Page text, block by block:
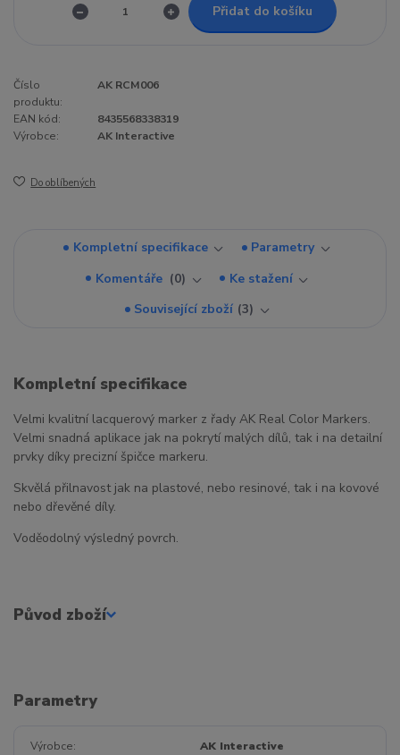
Přidat do košíku
Číslo
produktu:
AK RCM006
EAN kód:
8435568338319
Výrobce:
AK Interactive
Do oblíbených
Kompletní specifikace
Parametry
Komentáře
0
Ke stažení
Související zboží 3
Kompletní specifikace
Velmi kvalitní lacquerový marker z řady AK Real Color Markers.
Velmi snadná aplikace jak na pokrytí malých dílů, tak i na detailní
prvky díky precizní špičce markeru.
Skvělá přilnavost jak na plastové, nebo resinové, tak i na kovové
nebo dřevěné díly.
Voděodolný výsledný povrch.
Původ zboží
Parametry
Výrobce AK Interactive